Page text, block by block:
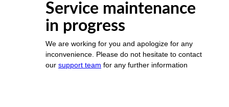
Service maintenance
in progress
We are working for you and apologize for any
inconvenience. Please do not hesitate to contact
our support team for any further information